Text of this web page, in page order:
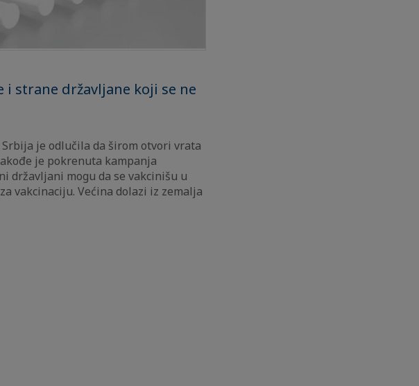
strane državljane koji se ne
je odlučila da širom otvori vrata
je pokrenuta kampanja
državljani mogu da se vakcinišu u
vakcinaciju. Većina dolazi iz zemalja